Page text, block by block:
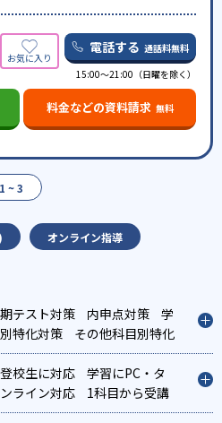
電話する 通話料無料
15:00～21:00（日曜を除く）
料金などの資料請求 無料
~ 3
オンライン指導
テスト対策 内申点対策
学
特化対策
その他科目別特化
校生に対応
学習にPC・タ
ライン対応
1科目から受講
受講可
自習室あり